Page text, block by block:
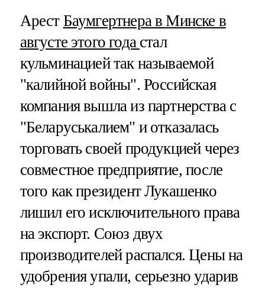
Арест Баумгертнера в Минске в
августе этого года стал
кульминацией так называемой
"калийной войны". Российская
компания вышла из партнерства с
"Беларуськалием" и отказалась
торговать своей продукцией через
совместное предприятие, после
того как президент Лукашенко
лишил его исключительного права
на экспорт. Союз двух
производителей распался. Цены на
удобрения упали, серьезно ударив